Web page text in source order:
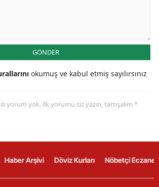
GÖNDER
okumuş ve kabul etmiş sayılırsınız
yorum yok, ilk yorumu siz yazın, tartışalım *
Haber Arşivi Döviz Kurları Nöbetçi